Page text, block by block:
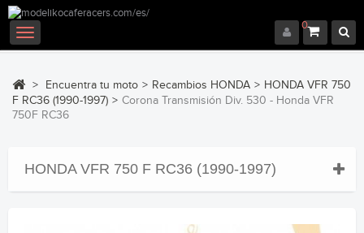
0
Navegación
Toggle
> Encuentra tu moto > Recambios HONDA > HONDA VFR 750
F RC36 (1990-1997) > Corona Transmisión Div. 530 - Honda VFR
750F RC36
HONDA VFR 750 F RC36 (1990-1997)